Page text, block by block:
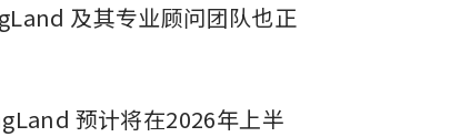
及其专业顾问团队也正
预计将在2026年上半